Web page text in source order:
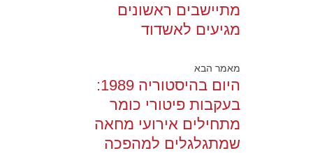
מתיישבים ראשונים
מגיעים לאשדוד
מאמר הבא
היום בהיסטוריה 1989:
בעקבות פיטורי כומר
מתחילים אירועי מחאה
שמתגלגלים למהפכה